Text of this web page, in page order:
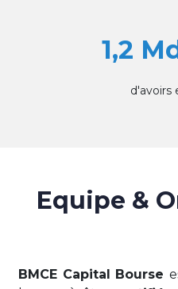
1,2
d'avoirs
Equipe &
BMCE Capital Bourse